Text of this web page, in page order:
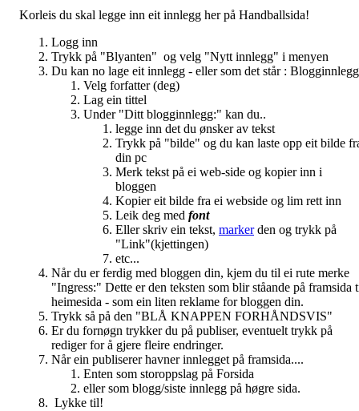
Korleis du skal legge inn eit innlegg her på Handballsida!
Logg inn
Trykk på "Blyanten" og velg "Nytt innlegg" i menyen
Du kan no lage eit innlegg - eller som det står : Blogginnlegg
Velg forfatter (deg)
Lag ein tittel
Under "Ditt blogginnlegg:" kan du..
legge inn det du ønsker av tekst
Trykk på "bilde" og du kan laste opp eit bilde
din pc
Merk tekst på ei web-side og kopier inn i
bloggen
Kopier eit bilde fra ei webside og lim rett inn
Leik deg med font
Eller skriv ein tekst, markerden og trykk på
"Link"(kjettingen)
etc...
Når du er ferdig med bloggen din, kjem du til ei rute merke
"Ingress:" Dette er den teksten som blir ståande på framsida
heimesida - som ein liten reklame for bloggen din.
Trykk så på den "BLÅ KNAPPEN FORHÅNDSVIS"
Er du fornøgn trykker du på publiser, eventuelt trykk på
rediger for å gjere fleire endringer.
Når ein publiserer havner innlegget på framsida....
Enten som storoppslag på Forsida
eller som blogg/siste innlegg på høgre sida.
Lykke til!